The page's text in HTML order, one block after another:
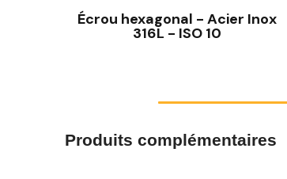
Écrou hexagonal - Acier Inox
316L - ISO 10
Produits complémentaires